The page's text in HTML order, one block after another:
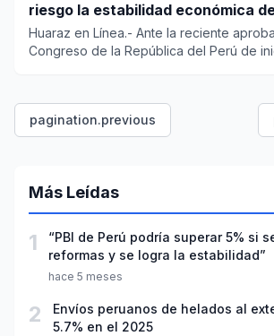
riesgo la estabilidad económica
Huaraz en Línea.- Ante la reciente
Congreso de la República del Perú de
pagination.previous
Más Leídas
1
“PBI de Perú podría superar 5% si
reformas y se logra la estabilidad”
hace 5 meses
2
Envíos peruanos de helados al
5.7% en el 2025